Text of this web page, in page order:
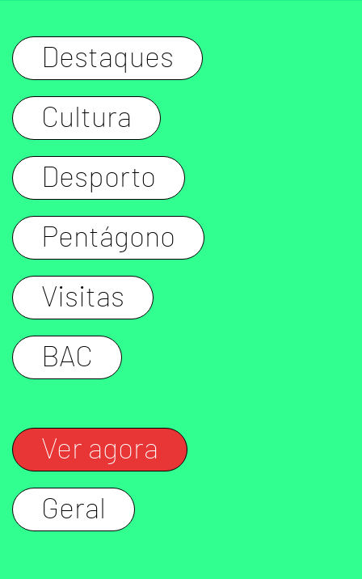
Destaques
Cultura
Desporto
Pentágono
Visitas
BAC
Ver agora
Geral